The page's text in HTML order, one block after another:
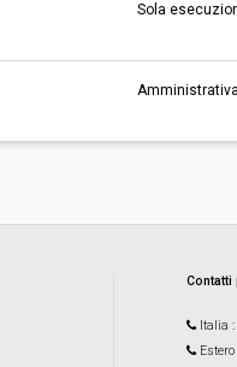
Sola
Italia
Estero